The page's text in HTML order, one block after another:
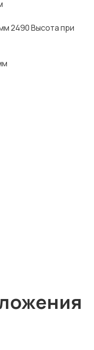
2490 Высота при